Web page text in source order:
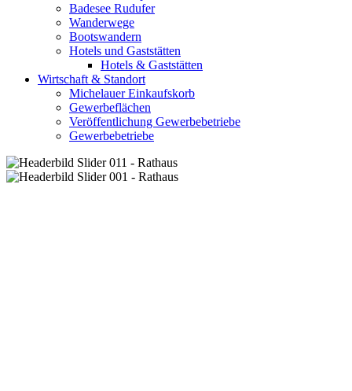
Badesee Rudufer
Wanderwege
Bootswandern
Hotels und Gaststätten
Hotels & Gaststätten
Wirtschaft & Standort
Michelauer Einkaufskorb
Gewerbeflächen
Veröffentlichung Gewerbebetriebe
Gewerbebetriebe